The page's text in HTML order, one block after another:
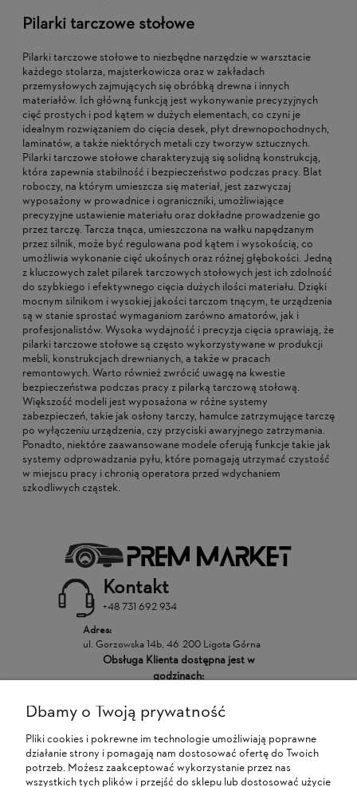
Pilarki tarczowe stołowe
Pilarki tarczowe stołowe to niezbędne narzędzie w warsztacie
każdego stolarza, majsterkowicza oraz w zakładach
przemysłowych zajmujących się obróbką drewna i innych
materiałów. Ich główną funkcją jest wykonywanie precyzyjnych
cięć prostych i pod kątem w dużych elementach, co czyni je
idealnym rozwiązaniem do cięcia desek, płyt drewnopochodnych,
laminatów, a także niektórych metali czy tworzyw sztucznych.
Pilarki tarczowe stołowe charakteryzują się solidną konstrukcją,
która zapewnia stabilność i bezpieczeństwo podczas pracy. Blat
roboczy, na którym umieszcza się materiał, jest zazwyczaj
wyposażony w prowadnice i ograniczniki, umożliwiające
precyzyjne ustawienie materiału oraz dokładne prowadzenie go
przez tarczę. Tarcza tnąca, umieszczona na wałku napędzanym
przez silnik, może być regulowana pod kątem i wysokością, co
umożliwia wykonanie cięć ukośnych oraz różnej głębokości. Jedną
z kluczowych zalet pilarek tarczowych stołowych jest ich zdolność
do szybkiego i efektywnego cięcia dużych ilości materiału. Dzięki
mocnym silnikom i wysokiej jakości tarczom tnącym, te urządzenia
są w stanie sprostać wymaganiom zarówno amatorów, jak i
profesjonalistów. Wysoka wydajność i precyzja cięcia sprawiają, że
pilarki tarczowe stołowe są często wykorzystywane w produkcji
mebli, konstrukcjach drewnianych, a także w pracach
remontowych. Warto również zwrócić uwagę na kwestie
bezpieczeństwa podczas pracy z pilarką tarczową stołową.
Większość modeli jest wyposażona w różne systemy
zabezpieczeń, takie jak osłony tarczy, hamulce zatrzymujące tarczę
po wyłączeniu urządzenia, czy przyciski awaryjnego zatrzymania.
Ponadto, niektóre zaawansowane modele oferują funkcje takie jak
systemy odprowadzania pyłu, które pomagają utrzymać czystość
w miejscu pracy i chronią operatora przed wdychaniem
szkodliwych cząstek.
Kontakt
+48 731 692 934
Adres:
ul. Gorzowska 14b, 46-200 Ligota Górna
Obsługa Klienta dostępna jest w
godzinach:
POMOC
MOJE KONTO
Dbamy o Twoją prywatność
Pliki cookies i pokrewne im technologie umożliwiają poprawne
działanie strony i pomagają nam dostosować ofertę do Twoich
potrzeb. Możesz zaakceptować wykorzystanie przez nas
wszystkich tych plików i przejść do sklepu lub dostosować użycie